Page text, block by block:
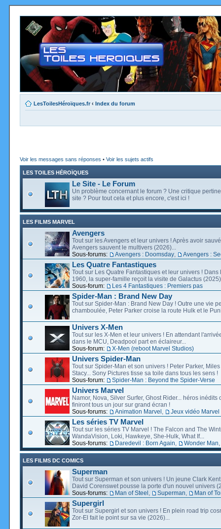
LesToilesHéroïques.fr ‹ Index du forum
Voir les messages sans réponses • Voir les sujets actifs
LES TOILES HÉROÏQUES
Le Site - Le Forum
Un problème concernant le forum ? Une critique
site ? Pour tout cela et plus encore, c'est ici !
LES FILMS MARVEL
Avengers
Tout sur les Avengers et leur univers ! Après avoir
Avengers sauvent le multivers (2026)...
Sous-forums:
Avengers : Doomsday Avengers :
Les Quatre Fantastiques
Tout sur Les Quatre Fantastiques et leur univers ! Dans
1960, la super-famille reçoit la visite de Galactus
Sous-forum:
Les 4 Fantastiques : Premiers pas
Spider-Man : Brand New Day
Tout sur Spider-Man : Brand New Day ! Outre une vie
chamboulée, Peter Parker croise la route Hulk et le
Univers X-Men
Tout sur les X-Men et leur univers ! En attendant
dans le MCU, Deadpool part en éclaireur...
Sous-forum:
X-Men (reboot Marvel Studios)
Univers Spider-Man
Tout sur Spider-Man et son univers ! Peter Parker,
Stacy... Sony Pictures tisse sa toile dans tous les sens !
Sous-forum:
Spider-Man : Beyond the Spider-Verse
Univers Marvel
Namor, Nova, Silver Surfer, Ghost Rider... héros inédits
finiront tous un jour sur grand écran !
Sous-forums:
Animation Marvel Jeux vidéo Marvel
Les séries TV Marvel
Tout sur les séries TV Marvel ! The Falcon and The
WandaVision, Loki, Hawkeye, She-Hulk, What If...
Sous-forums:
Daredevil : Born Again Wonder Man
LES FILMS DC COMICS
Superman
Tout sur Superman et son univers ! Un jeune Clark
David Corenswet pousse la porte d'un nouvel univers
Sous-forums:
Man of Steel Superman Man of
Supergirl
Tout sur Supergirl et son univers ! En plein road trip
Zor-El fait le point sur sa vie (2026)...